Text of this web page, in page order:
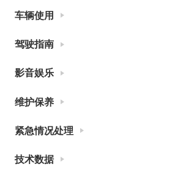
车辆使用
驾驶指南
影音娱乐
维护保养
紧急情况处理
技术数据